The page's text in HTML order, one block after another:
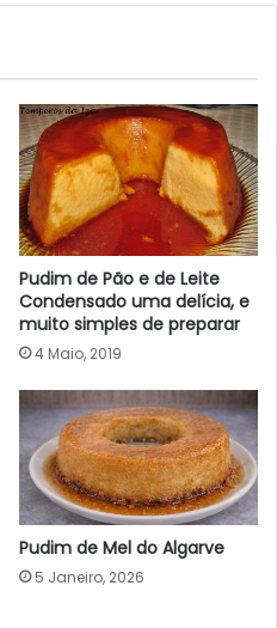
Pudim de Pão e de Leite
Condensado uma delícia, e
muito simples de preparar
4 Maio, 2019
Pudim de Mel do Algarve
5 Janeiro, 2026